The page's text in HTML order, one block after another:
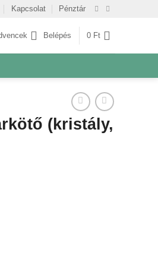
Kapcsolat Pénztár
Belépés 0 Ft
(kristály,